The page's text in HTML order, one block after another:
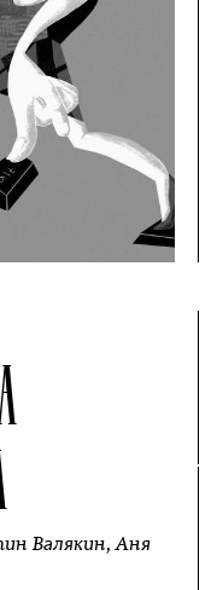
Валякин,Аня